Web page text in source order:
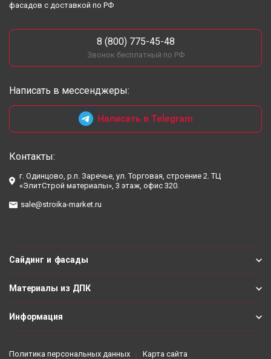
фасадов с доставкой по РФ
8 (800) 775-45-48
Звонок бесплатный по РФ
Написать в мессенджеры:
Написать в Telegram
Контакты:
г. Одинцово, р.п. Заречье, ул. Торговая, строение 2. ТЦ
«ЭлитСтрой материалы», 3 этаж, офис 320.
sale@stroika-market.ru
Сайдинг и фасады
Материалы из ДПК
Информация
Политика персональных данных Карта сайта